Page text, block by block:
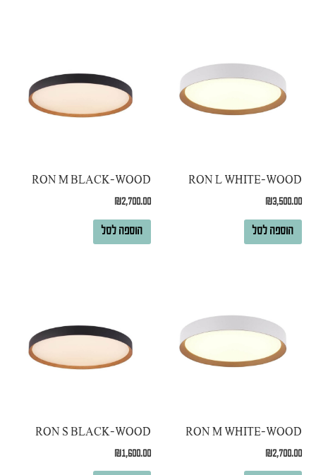
RON L WHITE-WOOD
₪3,500.00
הוספה לסל
RON M BLACK-WOOD
₪2,700.00
הוספה לסל
RON M WHITE-WOOD
₪2,700.00
RON S BLACK-WOOD
₪1,600.00